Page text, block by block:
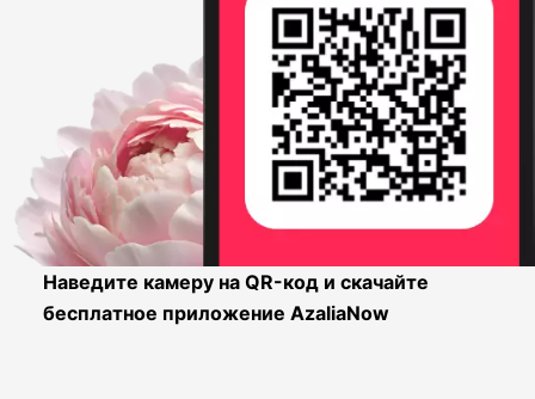
Наведите камеру на QR-код и скачайте
бесплатное приложение AzaliaNow